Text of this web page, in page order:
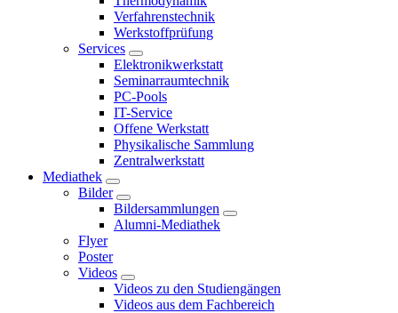
Verfahrenstechnik
Werkstoffprüfung
Services
Elektronikwerkstatt
Seminarraumtechnik
PC-Pools
IT-Service
Offene Werkstatt
Physikalische Sammlung
Zentralwerkstatt
Mediathek
Bilder
Bildersammlungen
Alumni-Mediathek
Flyer
Poster
Videos
Videos zu den Studiengängen
Videos aus dem Fachbereich